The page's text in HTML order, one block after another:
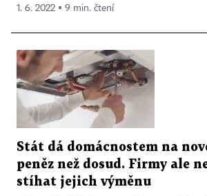
1. 6. 2022 ▪ 9 min. čtení
Stát dá domácnostem na
peněz než dosud. Firmy ale
stíhat jejich výměnu